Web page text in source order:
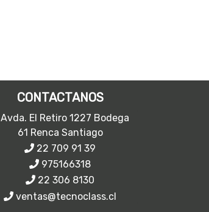
CONTACTANOS
Avda. El Retiro 1227 Bodega
61 Renca Santiago
22 709 91 39
975166318
22 306 8130
ventas@tecnoclass.cl